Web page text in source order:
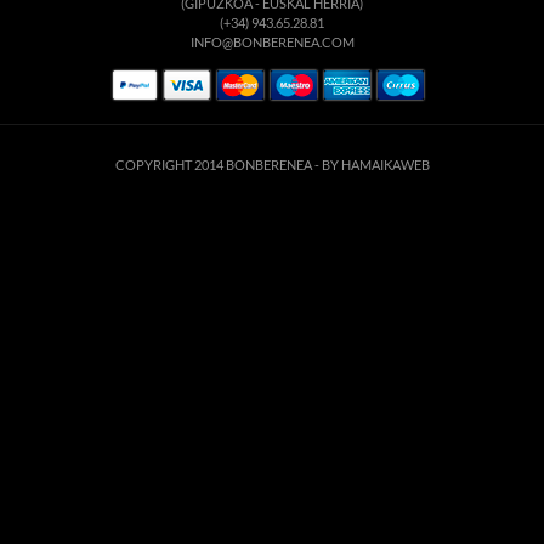
(+34) 943.65.28.81
INFO@BONBERENEA.COM
COPYRIGHT 2014 BONBERENEA - BY HAMAIKAWEB